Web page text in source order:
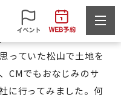
っていた松山で土地を
CMでもおなじみのサ
に行ってみました。何